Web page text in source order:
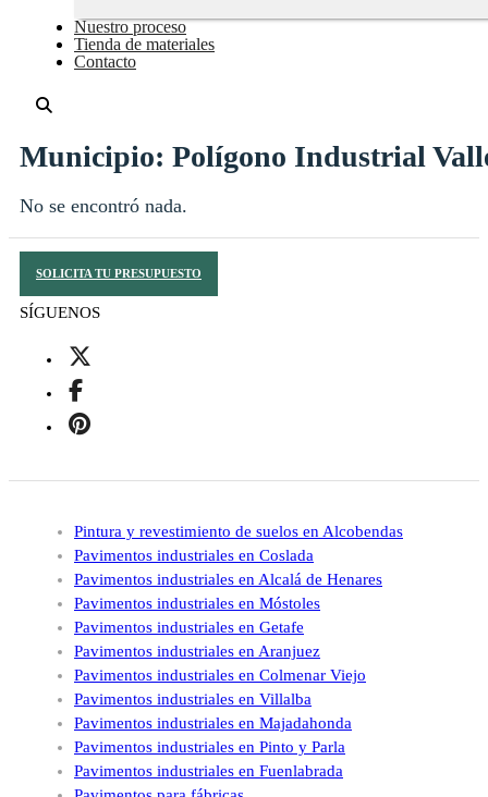
Nuestro proceso
Tienda de materiales
Contacto
Municipio: Polígono Industrial
No se encontró nada.
SOLICITA TU PRESUPUESTO
SÍGUENOS
Pintura y revestimiento de suelos en Alcobendas
Pavimentos industriales en Coslada
Pavimentos industriales en Alcalá de Henares
Pavimentos industriales en Móstoles
Pavimentos industriales en Getafe
Pavimentos industriales en Aranjuez
Pavimentos industriales en Colmenar Viejo
Pavimentos industriales en Villalba
Pavimentos industriales en Majadahonda
Pavimentos industriales en Pinto y Parla
Pavimentos industriales en Fuenlabrada